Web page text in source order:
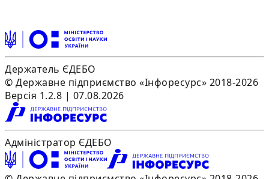
Держатель ЄДЕБО
© Державне підприємство «Інфоресурс» 2018-2026
Версія 1.2.8 | 07.08.2026
Адміністратор ЄДЕБО